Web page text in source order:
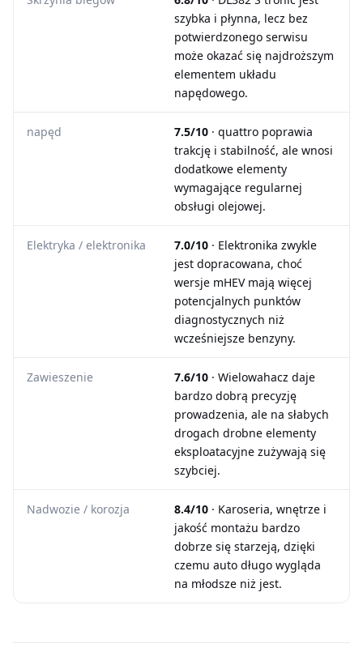
szybka i płynna, lecz bez
potwierdzonego serwisu
może okazać się najdroższym
elementem układu
napędowego.
napęd 7.5/10 · quattro poprawia
trakcję i stabilność, ale wnosi
dodatkowe elementy
wymagające regularnej
obsługi olejowej.
Elektryka / elektronika 7.0/10 · Elektronika zwykle
jest dopracowana, choć
wersje mHEV mają więcej
potencjalnych punktów
diagnostycznych niż
wcześniejsze benzyny.
Zawieszenie 7.6/10 · Wielowahacz daje
bardzo dobrą precyzję
prowadzenia, ale na słabych
drogach drobne elementy
eksploatacyjne zużywają się
szybciej.
Nadwozie / korozja 8.4/10 · Karoseria, wnętrze i
jakość montażu bardzo
dobrze się starzeją, dzięki
czemu auto długo wygląda
na młodsze niż jest.